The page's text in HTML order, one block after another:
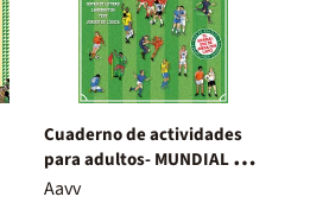
Cuaderno de actividades
para adultos- MUNDIAL de
fútbol
Aavv